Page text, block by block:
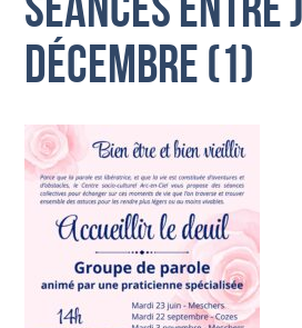
séances entre
décembre (1)